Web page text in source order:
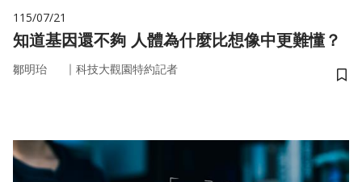
115/07/21
知道基因還不夠 人體為什麼比想像中更難懂？
鄒明珆 ｜ 科技大觀園特約記者
儲